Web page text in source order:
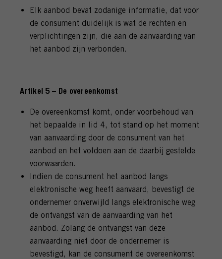
Elk aanbod bevat zodanige informatie, dat voor
de consument duidelijk is wat de rechten en
verplichtingen zijn, die aan de aanvaarding van
het aanbod zijn verbonden.
Artikel 5 – De overeenkomst
De overeenkomst komt, onder voorbehoud van
het bepaalde in lid 4, tot stand op het moment
van aanvaarding door de consument van het
aanbod en het voldoen aan de daarbij gestelde
voorwaarden.
Indien de consument het aanbod langs
elektronische weg heeft aanvaard, bevestigt de
ondernemer onverwijld langs elektronische weg
de ontvangst van de aanvaarding van het
aanbod. Zolang de ontvangst van deze
aanvaarding niet door de ondernemer is
bevestigd, kan de consument de overeenkomst